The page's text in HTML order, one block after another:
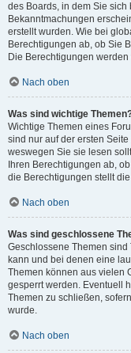
des Boards, in dem Sie
Bekanntmachungen
erstellt wurden. Wie bei
Berechtigungen ab, ob Sie
Die Berechtigungen
Nach oben
Was sind wichtige
Wichtige Themen eines
sind nur auf der ersten
weswegen Sie sie lesen
Ihren Berechtigungen ab,
die Berechtigungen stellt
Nach oben
Was sind geschlossene
Geschlossene Themen
kann und bei denen eine
Themen können aus vielen
gesperrt werden. Eventuell
Themen zu schließen,
wurde.
Nach oben